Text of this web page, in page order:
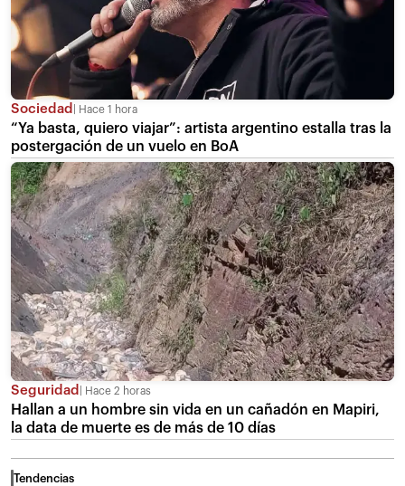
Sociedad Hace 1 hora
“Ya basta, quiero viajar”: artista argentino estalla tras la
postergación de un vuelo en BoA
Seguridad Hace 2 horas
Hallan a un hombre sin vida en un cañadón en Mapiri,
la data de muerte es de más de 10 días
Tendencias